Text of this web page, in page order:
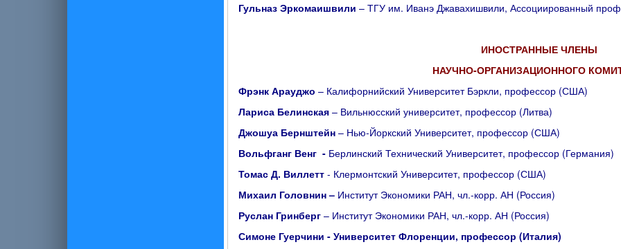
Гульназ Эркомаишвили – ТГУ им. Иванэ Джавахишвили, Ассоциированный
ИНОСТРАННЫЕ ЧЛЕНЫ
НАУЧНО-ОРГАНИЗАЦИОННОГО
Фрэнк Арауджо – Калифорнийский Университет Бэркли, профессор (США)
Лариса Белинская – Вильнюсский университет, профессор (Литва)
Джошуа Бернштейн – Нью-Йоркский Университет, профессор (США)
Вольфганг Венг - Берлинский Технический Университет, профессор (Германия)
Томас Д. Виллетт - Клермонтский Университет, профессор (США)
Михаил Головнин – Институт Экономики РАН, чл.-корр. АН (Россия)
Руслан Гринберг – Институт Экономики РАН, чл.-корр. АН (Россия)
Симоне Гуерчини - Университет Флоренции, профессор (Италия)